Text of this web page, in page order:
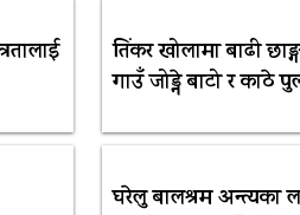
तिंकर खोलामा बाढी
गाउँ जोड्ने बाटो र काठे
घरेलु बालश्रम अन्त्यका